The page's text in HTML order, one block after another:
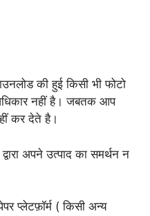
की हुई किसी भी फोटो
नहीं है। जबतक आप
कर देते है।
द्वारा अपने उत्पाद का समर्थन न
प्लेटफ़ॉर्म ( किसी अन्य